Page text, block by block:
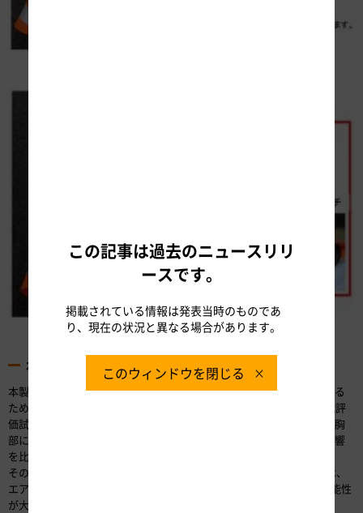
本製品の効果
本製品により、身体に与える衝撃をどのくらい軽減できるかを評価する
ため、公的機関である一般財団法人日本自動車研究所（JARI）で性能評
価試験を実施しました。検証方法は、人体模型に本製品を着用させて胸
部に衝撃を与えた場合と着用させなかった場合とで、身体に与える影響
を比較しました（図-2）。
その結果、約23㎏の衝撃子を衝突速度約24㎞/hで衝突させた場合では、
エアバッグ起動時は未装着時に比べて重傷以上（AIS3+※）となる可能性
が大幅に軽減されました（写真-5）。
この記事は過去のニュースリリ
ースです。
掲載されている情報は発表当時のものであ
り、現在の状況と異なる場合があります。
このウィンドウを閉じる